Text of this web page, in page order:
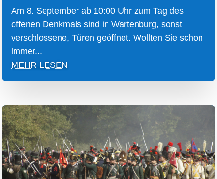
Am 8. September ab 10:00 Uhr zum Tag des
offenen Denkmals sind in Wartenburg, sonst
verschlossene, Türen geöffnet. Wollten Sie schon
immer...
MEHR LESEN